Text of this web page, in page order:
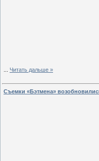
Читать дальше »
Съемки «Бэтмена»